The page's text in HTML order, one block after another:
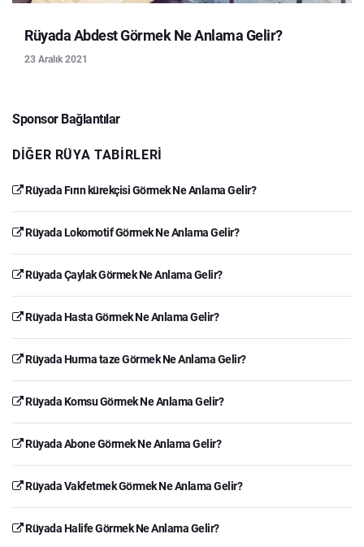
Rüyada Abdest Görmek Ne Anlama Gelir?
23 Aralık 2021
Sponsor Bağlantılar
DIĞER RÜYA TABIRLERI
Rüyada Fırın kürekçisi Görmek Ne Anlama Gelir?
Rüyada Lokomotif Görmek Ne Anlama Gelir?
Rüyada Çaylak Görmek Ne Anlama Gelir?
Rüyada Hasta Görmek Ne Anlama Gelir?
Rüyada Hurma taze Görmek Ne Anlama Gelir?
Rüyada Komsu Görmek Ne Anlama Gelir?
Rüyada Abone Görmek Ne Anlama Gelir?
Rüyada Vakfetmek Görmek Ne Anlama Gelir?
Rüyada Halife Görmek Ne Anlama Gelir?